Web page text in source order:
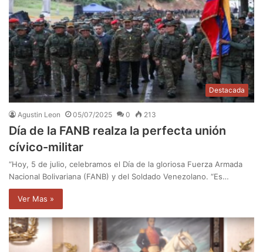
Destacada
Agustin Leon 05/07/2025 0 213
Día de la FANB realza la perfecta unión
cívico-militar
“Hoy, 5 de julio, celebramos el Día de la gloriosa Fuerza Armada
Nacional Bolivariana (FANB) y del Soldado Venezolano. “Es…
Ver Mas »